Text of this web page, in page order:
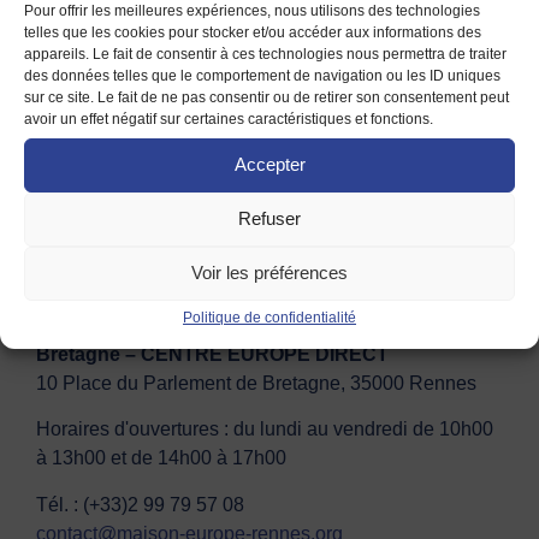
Pour offrir les meilleures expériences, nous utilisons des technologies
telles que les cookies pour stocker et/ou accéder aux informations des
appareils. Le fait de consentir à ces technologies nous permettra de traiter
des données telles que le comportement de navigation ou les ID uniques
sur ce site. Le fait de ne pas consentir ou de retirer son consentement peut
avoir un effet négatif sur certaines caractéristiques et fonctions.
Accepter
Refuser
Voir les préférences
Politique de confidentialité
réalisé sur différents continents que je me suis jeté à l’eau.
La prochaine destination serait pour moi l’Australie ! […]
Mentions légales
Maison de l'Europe de Rennes et de Haute
Bretagne – CENTRE EUROPE DIRECT
10 Place du Parlement de Bretagne, 35000 Rennes
Horaires d'ouvertures : du lundi au vendredi de 10h00
à 13h00 et de 14h00 à 17h00
Tél. : (+33)2 99 79 57 08
contact@maison-europe-rennes.org